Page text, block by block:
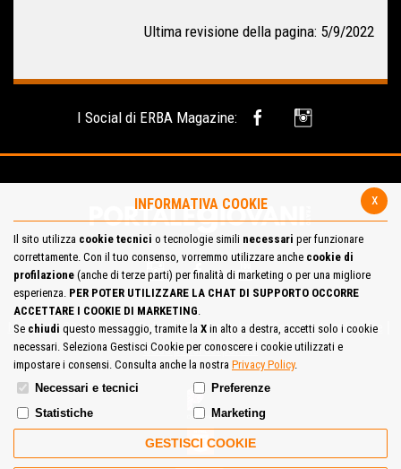
Ultima revisione della pagina: 5/9/2022
I Social di ERBA Magazine:
Mappa del Sito Privacy Policy Cookie Policy
Contatta la redazione
Cosa pensi del portale
x
INFORMATIVA COOKIE
Il sito utilizza cookie tecnici o tecnologie simili necessari per funzionare
correttamente. Con il tuo consenso, vorremmo utilizzare anche cookie di
profilazione (anche di terze parti) per finalità di marketing o per una migliore
esperienza. PER POTER UTILIZZARE LA CHAT DI SUPPORTO OCCORRE
ACCETTARE I COOKIE DI MARKETING.
Se chiudi questo messaggio, tramite la X in alto a destra, accetti solo i cookie
necessari. Seleziona Gestisci Cookie per conoscere i cookie utilizzati e
impostare i consensi. Consulta anche la nostra Privacy Policy.
Necessari e tecnici
Preferenze
Statistiche
Marketing
GESTISCI COOKIE